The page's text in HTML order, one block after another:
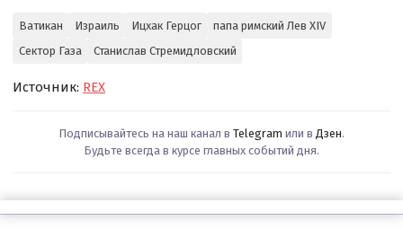
Ватикан Израиль Ицхак Герцог
папа римский Лев XIV
Сектор Газа
Станислав Стремидловский
Источник: REX
Подписывайтесь на наш канал в Telegram или в Дзен.
Будьте всегда в курсе главных событий дня.